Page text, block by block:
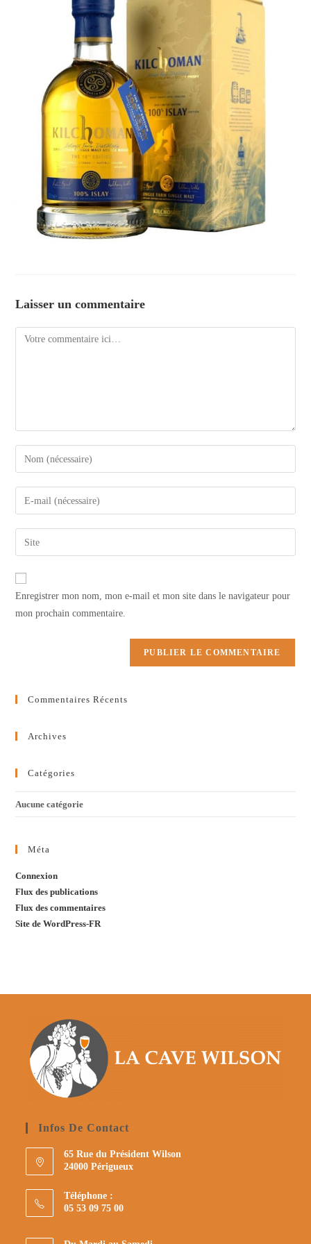
Laisser un commentaire
Comment
Enter
your
name
comment
Enter
your
email
address
comment
Saisir
l’URL
de
Enregistrer mon nom, mon e-mail et mon site dans le navigateur pour
mon prochain commentaire.
Commentaires Récents
Archives
Catégories
Aucune catégorie
Méta
Connexion
Flux des publications
Flux des commentaires
Site de WordPress-FR
Infos De Contact
65 Rue du Président Wilson
24000 Périgueux
Téléphone :
05 53 09 75 00